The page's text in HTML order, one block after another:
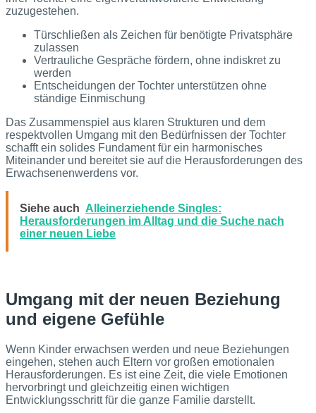
zuzugestehen.
Türschließen als Zeichen für benötigte Privatsphäre
zulassen
Vertrauliche Gespräche fördern, ohne indiskret zu
werden
Entscheidungen der Tochter unterstützen ohne
ständige Einmischung
Das Zusammenspiel aus klaren Strukturen und dem
respektvollen Umgang mit den Bedürfnissen der Tochter
schafft ein solides Fundament für ein harmonisches
Miteinander und bereitet sie auf die Herausforderungen des
Erwachsenenwerdens vor.
Siehe auch Alleinerziehende Singles:
Herausforderungen im Alltag und die Suche nach
einer neuen Liebe
Umgang mit der neuen Beziehung
und eigene Gefühle
Wenn Kinder erwachsen werden und neue Beziehungen
eingehen, stehen auch Eltern vor großen emotionalen
Herausforderungen. Es ist eine Zeit, die viele Emotionen
hervorbringt und gleichzeitig einen wichtigen
Entwicklungsschritt für die ganze Familie darstellt.